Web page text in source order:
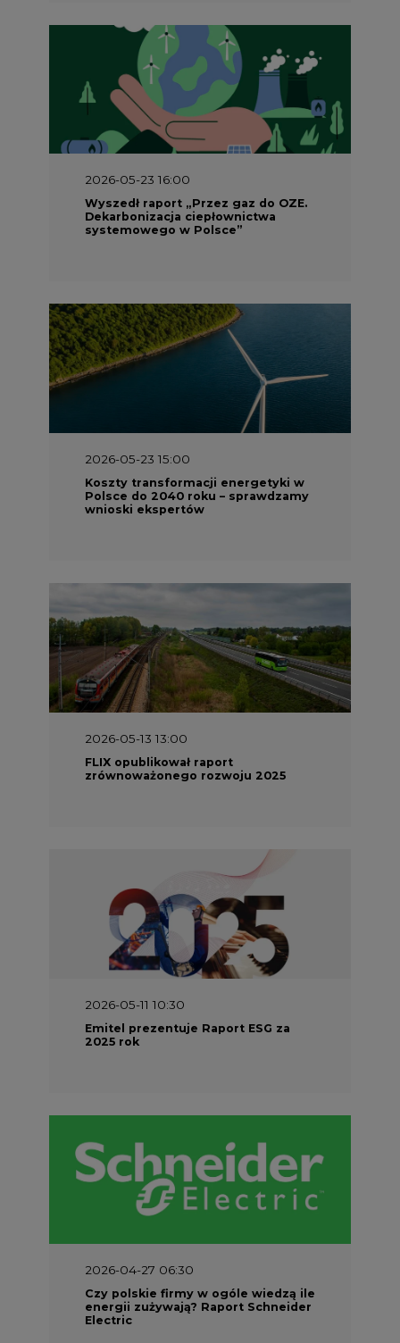
2026-05-23 16:00
Wyszedł raport „Przez gaz do OZE.
Dekarbonizacja ciepłownictwa
systemowego w Polsce”
2026-05-23 15:00
Koszty transformacji energetyki w
Polsce do 2040 roku – sprawdzamy
wnioski ekspertów
2026-05-13 13:00
FLIX opublikował raport
zrównoważonego rozwoju 2025
2026-05-11 10:30
Emitel prezentuje Raport ESG za
2025 rok
2026-04-27 06:30
Czy polskie firmy w ogóle wiedzą ile
energii zużywają? Raport Schneider
Electric